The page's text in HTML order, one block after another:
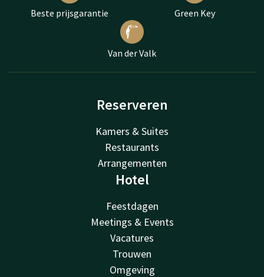
Beste prijsgarantie Green Key
Van der Valk
Reserveren
Kamers & Suites
Restaurants
Arrangementen
Hotel
Feestdagen
Meetings & Events
Vacatures
Trouwen
Omgeving